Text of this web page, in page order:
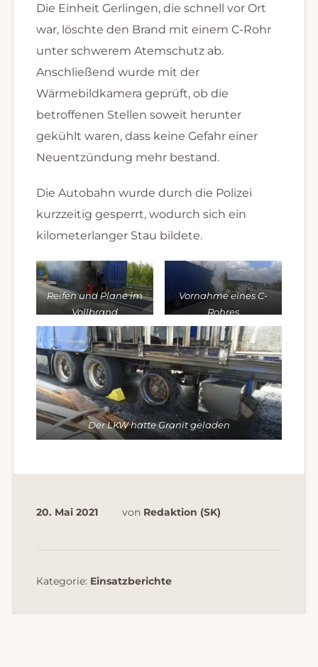
Die Einheit Gerlingen, die schnell vor Ort
war, löschte den Brand mit einem C-Rohr
unter schwerem Atemschutz ab.
Anschließend wurde mit der
Wärmebildkamera geprüft, ob die
betroffenen Stellen soweit herunter
gekühlt waren, dass keine Gefahr einer
Neuentzündung mehr bestand.
Die Autobahn wurde durch die Polizei
kurzzeitig gesperrt, wodurch sich ein
kilometerlanger Stau bildete.
Reifen und Plane im
Vollbrand
Vornahme eines C-
Rohres
Der LKW hatte Granit geladen
20. Mai 2021 von Redaktion (SK)
Kategorie: Einsatzberichte